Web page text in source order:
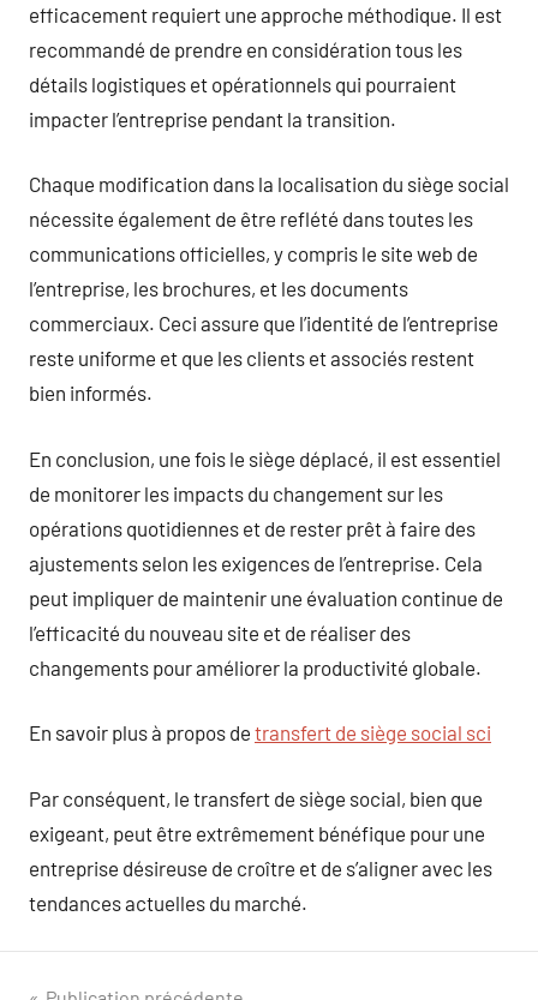
efficacement requiert une approche méthodique. Il est
recommandé de prendre en considération tous les
détails logistiques et opérationnels qui pourraient
impacter l’entreprise pendant la transition.
Chaque modification dans la localisation du siège social
nécessite également de être reflété dans toutes les
communications officielles, y compris le site web de
l’entreprise, les brochures, et les documents
commerciaux. Ceci assure que l’identité de l’entreprise
reste uniforme et que les clients et associés restent
bien informés.
En conclusion, une fois le siège déplacé, il est essentiel
de monitorer les impacts du changement sur les
opérations quotidiennes et de rester prêt à faire des
ajustements selon les exigences de l’entreprise. Cela
peut impliquer de maintenir une évaluation continue de
l’efficacité du nouveau site et de réaliser des
changements pour améliorer la productivité globale.
En savoir plus à propos de transfert de siège social sci
Par conséquent, le transfert de siège social, bien que
exigeant, peut être extrêmement bénéfique pour une
entreprise désireuse de croître et de s’aligner avec les
tendances actuelles du marché.